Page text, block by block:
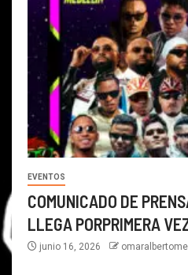
EVENTOS
COMUNICADO DE
LLEGA PORPRIMERA
junio 16, 2026